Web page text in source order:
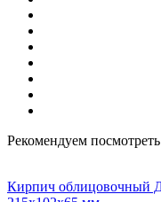
Рекомендуем посмотреть
Кирпич облицовочный